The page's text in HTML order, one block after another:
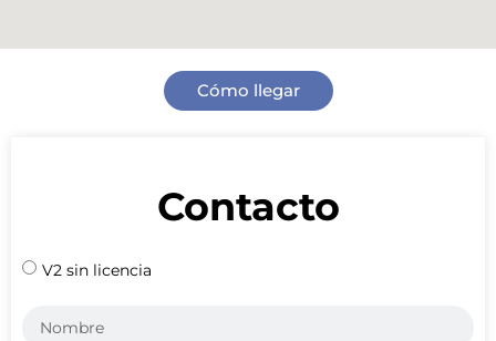
Cómo llegar
Contacto
V2 sin licencia